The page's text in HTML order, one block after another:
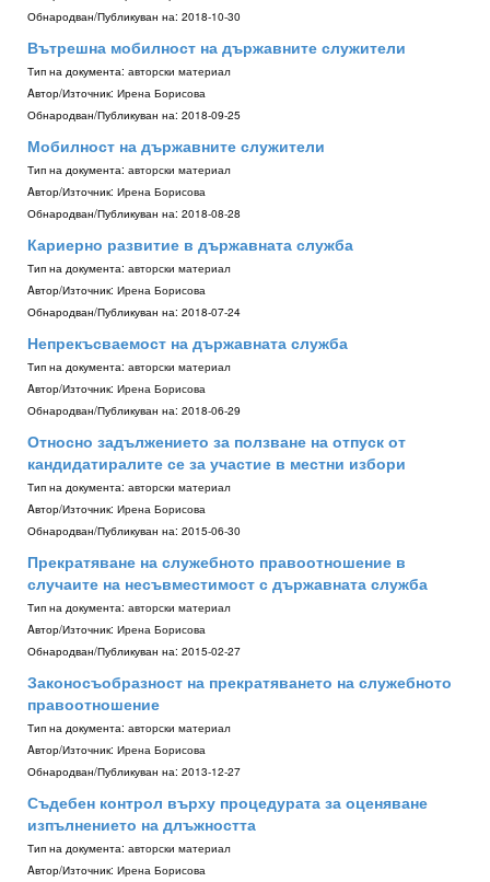
Обнародван/Публикуван на: 2018-10-30
Вътрешна мобилност на държавните служители
Тип на документа: авторски материал
Aвтор/Източник: Ирена Борисова
Обнародван/Публикуван на: 2018-09-25
Мобилност на държавните служители
Тип на документа: авторски материал
Aвтор/Източник: Ирена Борисова
Обнародван/Публикуван на: 2018-08-28
Кариерно развитие в държавната служба
Тип на документа: авторски материал
Aвтор/Източник: Ирена Борисова
Обнародван/Публикуван на: 2018-07-24
Непрекъсваемост на държавната служба
Тип на документа: авторски материал
Aвтор/Източник: Ирена Борисова
Обнародван/Публикуван на: 2018-06-29
Относно задължението за ползване на отпуск от
кандидатиралите се за участие в местни избори
Тип на документа: авторски материал
Aвтор/Източник: Ирена Борисова
Обнародван/Публикуван на: 2015-06-30
Прекратяване на служебното правоотношение в
случаите на несъвместимост с държавната служба
Тип на документа: авторски материал
Aвтор/Източник: Ирена Борисова
Обнародван/Публикуван на: 2015-02-27
Законосъобразност на прекратяването на служебното
правоотношение
Тип на документа: авторски материал
Aвтор/Източник: Ирена Борисова
Обнародван/Публикуван на: 2013-12-27
Съдебен контрол върху процедурата за оценяване
изпълнението на длъжността
Тип на документа: авторски материал
Aвтор/Източник: Ирена Борисова